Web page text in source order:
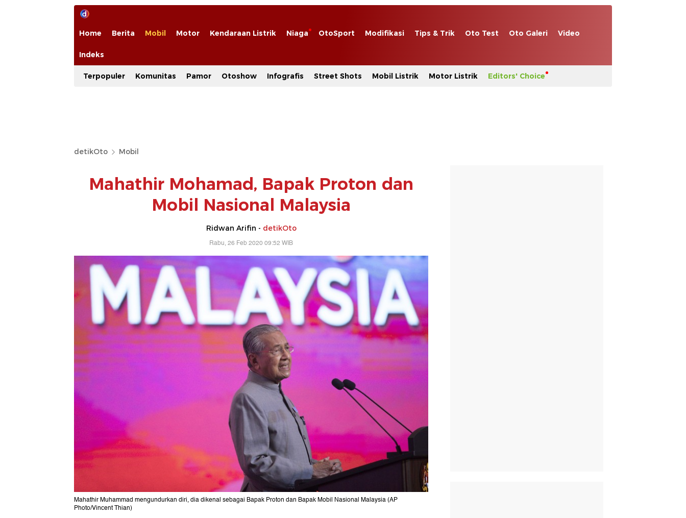
Home Berita Mobil Motor Kendaraan Listrik Niaga OtoSport Modifikasi Tips & Trik Oto Test Oto Galeri Video
Indeks
Terpopuler Komunitas Pamor Otoshow Infografis Street Shots Mobil Listrik Motor Listrik Editors' Choice
detikOto Mobil
Mahathir Mohamad, Bapak Proton dan
Mobil Nasional Malaysia
Ridwan Arifin - detikOto
Rabu, 26 Feb 2020 09:52 WIB
Mahathir Muhammad mengundurkan diri, dia dikenal sebagai Bapak Proton dan Bapak Mobil Nasional Malaysia (AP
Photo/Vincent Thian)